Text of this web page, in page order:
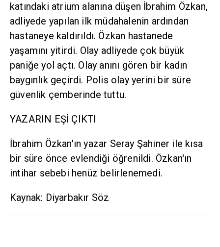
katındaki atrium alanına düşen İbrahim Özkan,
adliyede yapılan ilk müdahalenin ardından
hastaneye kaldırıldı. Özkan hastanede
yaşamını yitirdi. Olay adliyede çok büyük
paniğe yol açtı. Olay anını gören bir kadın
baygınlık geçirdi. Polis olay yerini bir süre
güvenlik çemberinde tuttu.
YAZARIN EŞİ ÇIKTI
İbrahim Özkan'ın yazar Seray Şahiner ile kısa
bir süre önce evlendiği öğrenildi. Özkan'ın
intihar sebebi henüz belirlenemedi.
Kaynak: Diyarbakır Söz